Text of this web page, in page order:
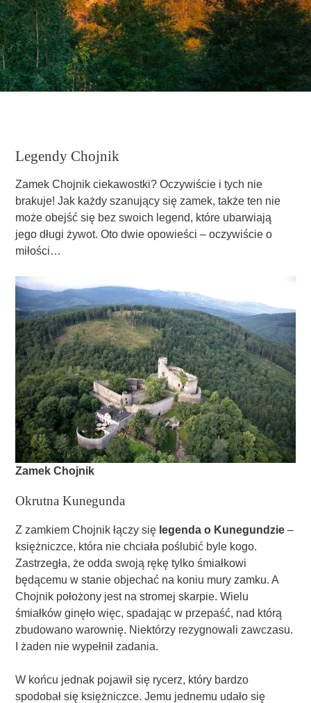
Legendy Chojnik
Zamek Chojnik ciekawostki? Oczywiście i tych nie
brakuje! Jak każdy szanujący się zamek, także ten nie
może obejść się bez swoich legend, które ubarwiają
jego długi żywot. Oto dwie opowieści – oczywiście o
miłości…
Zamek Chojnik
Okrutna Kunegunda
Z zamkiem Chojnik łączy się legenda o Kunegundzie –
księżniczce, która nie chciała poślubić byle kogo.
Zastrzegła, że odda swoją rękę tylko śmiałkowi
będącemu w stanie objechać na koniu mury zamku. A
Chojnik położony jest na stromej skarpie. Wielu
śmiałków ginęło więc, spadając w przepaść, nad którą
zbudowano warownię. Niektórzy rezygnowali zawczasu.
I żaden nie wypełnił zadania.
W końcu jednak pojawił się rycerz, który bardzo
spodobał się księżniczce. Jemu jednemu udało się